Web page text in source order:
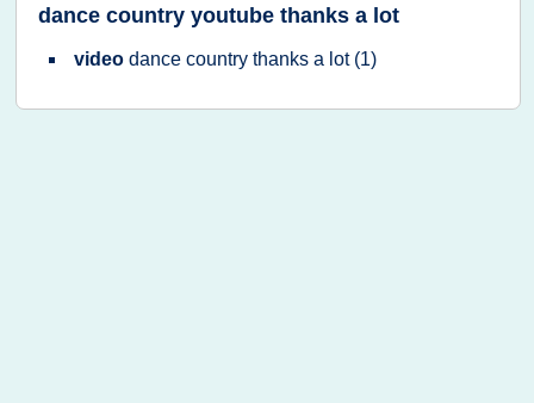
dance country youtube thanks a lot
video dance country thanks a lot (1)